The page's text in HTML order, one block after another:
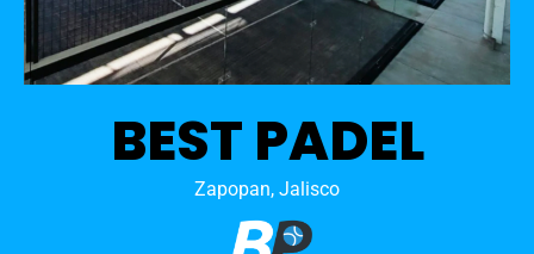
BEST PADEL
Zapopan, Jalisco